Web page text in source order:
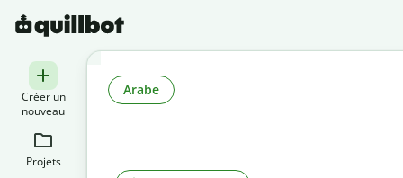
Créer un
nouveau
Projets
Arabe